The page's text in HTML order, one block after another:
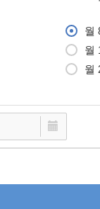
월
월
월